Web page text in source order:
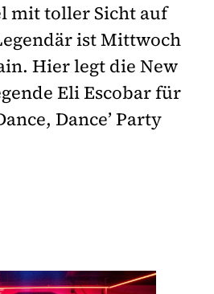
mit toller Sicht auf
ist Mittwoch
Hier legt die New
Eli Escobar für
Dance’ Party